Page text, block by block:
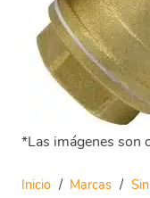
*Las imágenes son
Inicio / Marcas /